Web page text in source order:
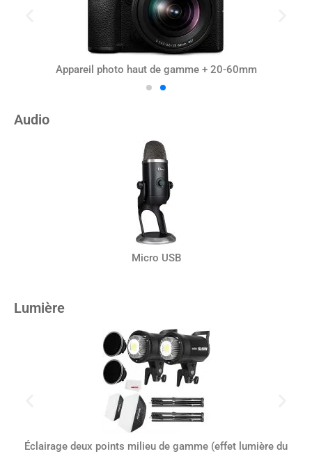
Appareil photo haut de gamme + 20-60mm
Audio
Micro USB
Lumière
Éclairage deux points milieu de gamme (effet lumière du